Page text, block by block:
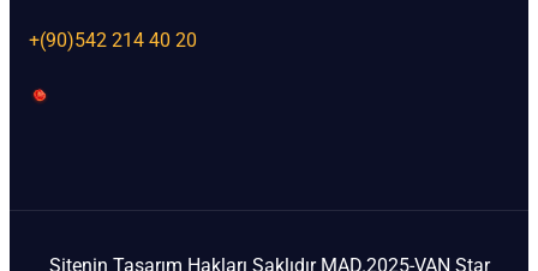
+(90)542 214 40 20
Sitenin Tasarım Hakları Saklıdır MAD.2025-VAN Star